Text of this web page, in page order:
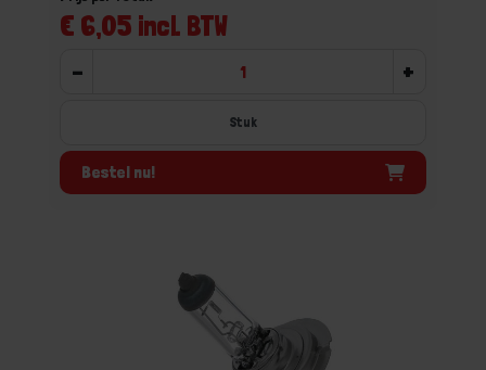
€ 6,05 incl. BTW
- +
Stuk
Bestel nu!